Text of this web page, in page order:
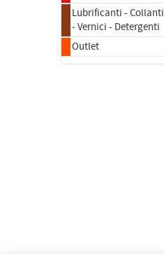
Lubrificanti - Collanti
- Vernici - Detergenti
Outlet